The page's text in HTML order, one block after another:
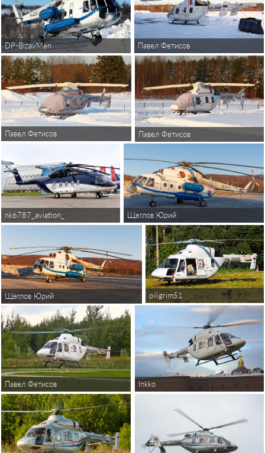
DP-BizavMen Павел Фетисов
Павел Фетисов Павел Фетисов
nk6787_aviation_ Щеглов Юрий
Щеглов Юрий piligrim51
Павел Фетисов Inkko